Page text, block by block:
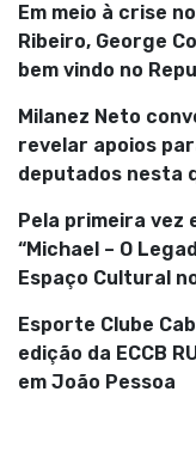
Em meio à crise
Ribeiro, George
bem vindo no
Milanez Neto
revelar apoios
deputados nesta
Pela primeira vez
“Michael – O
Espaço Cultural
Esporte Clube
edição da ECCB
em João Pessoa